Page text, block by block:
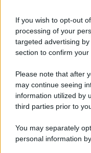
If you wish to opt-out
processing of your
targeted advertising
section to confirm your
Please note that after
may continue seeing
information utilized by
third parties prior to
You may separately
personal information
Lgbtqia News
Motors Magazine
Day Travel 365
Home Magazine
Cineverse